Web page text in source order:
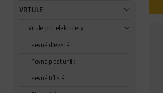
VRTULE
Vrtule pro elektrolety
Pevné dřevěné
Pevné plast uhlík
Pevné třílisté